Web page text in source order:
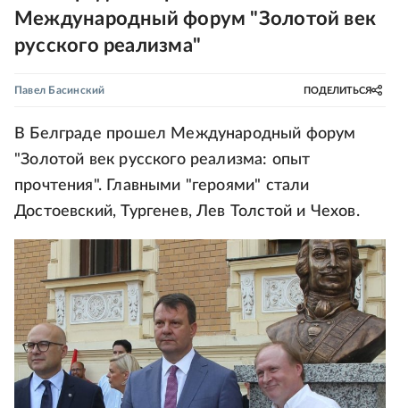
Международный форум "Золотой век
русского реализма"
Павел Басинский ПОДЕЛИТЬСЯ
В Белграде прошел Международный форум
"Золотой век русского реализма: опыт
прочтения". Главными "героями" стали
Достоевский, Тургенев, Лев Толстой и Чехов.